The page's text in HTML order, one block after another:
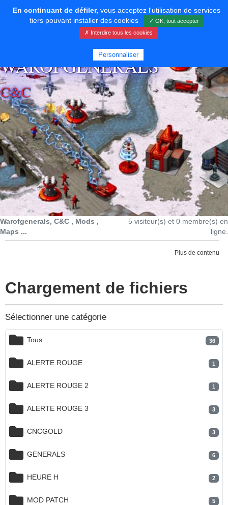
⚡ SOUTENIR LE DÉVELOPPEMENT
WAROFGENERALS
C&C
Warofgenerals, C&C , Mods ,
Maps ...
5 visiteur(s) et 0 membre(s) en
ligne.
Plus de contenu
Chargement de fichiers
Sélectionner une catégorie
Tous 36
ALERTE ROUGE 1
ALERTE ROUGE 2 1
ALERTE ROUGE 3 3
CNCGOLD 3
GENERALS 6
HEURE H 2
MOD PATCH 5
En continuant de défiler, vous acceptez l'utilisation de services
tiers pouvant installer des cookies
✓ OK, tout accepter
✗ Interdire tous les cookies
Personnaliser